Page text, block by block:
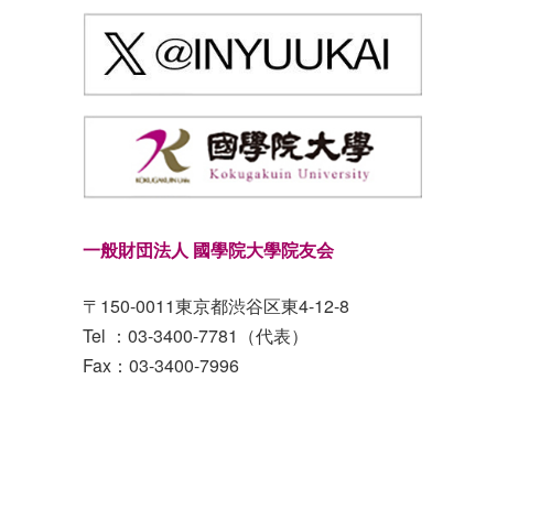
一般財団法人 國學院大學院友会
〒150-0011東京都渋谷区東4-12-8
Tel ：03-3400-7781（代表）
Fax：03-3400-7996